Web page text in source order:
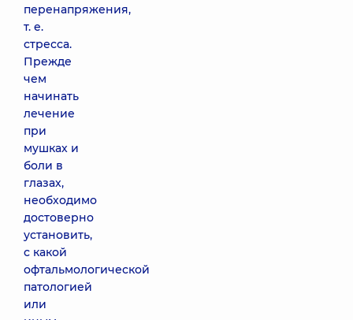
перенапряжения,
т. е.
стресса.
Прежде
чем
начинать
лечение
при
мушках и
боли в
глазах,
необходимо
достоверно
установить,
с какой
офтальмологической
патологией
или